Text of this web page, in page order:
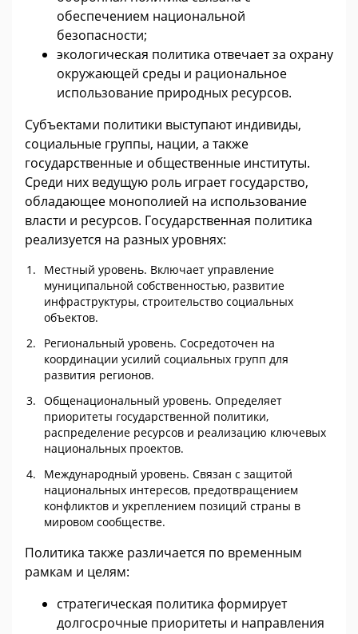
обеспечением национальной
безопасности;
экологическая политика отвечает за охрану
окружающей среды и рациональное
использование природных ресурсов.
Субъектами политики выступают индивиды,
социальные группы, нации, а также
государственные и общественные институты.
Среди них ведущую роль играет государство,
обладающее монополией на использование
власти и ресурсов. Государственная политика
реализуется на разных уровнях:
Местный уровень. Включает управление
муниципальной собственностью, развитие
инфраструктуры, строительство социальных
объектов.
Региональный уровень. Сосредоточен на
координации усилий социальных групп для
развития регионов.
Общенациональный уровень. Определяет
приоритеты государственной политики,
распределение ресурсов и реализацию ключевых
национальных проектов.
Международный уровень. Связан с защитой
национальных интересов, предотвращением
конфликтов и укреплением позиций страны в
мировом сообществе.
Политика также различается по временным
рамкам и целям:
стратегическая политика формирует
долгосрочные приоритеты и направления